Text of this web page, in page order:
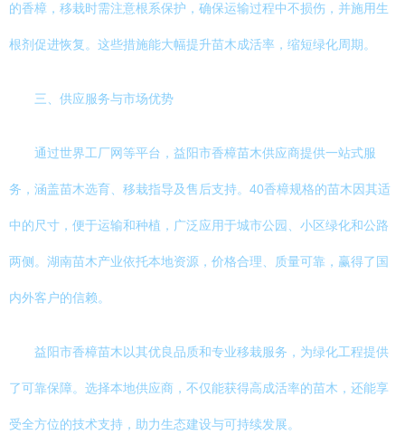
的香樟，移栽时需注意根系保护，确保运输过程中不损伤，并施用生
根剂促进恢复。这些措施能大幅提升苗木成活率，缩短绿化周期。
三、供应服务与市场优势
通过世界工厂网等平台，益阳市香樟苗木供应商提供一站式服
务，涵盖苗木选育、移栽指导及售后支持。40香樟规格的苗木因其适
中的尺寸，便于运输和种植，广泛应用于城市公园、小区绿化和公路
两侧。湖南苗木产业依托本地资源，价格合理、质量可靠，赢得了国
内外客户的信赖。
益阳市香樟苗木以其优良品质和专业移栽服务，为绿化工程提供
了可靠保障。选择本地供应商，不仅能获得高成活率的苗木，还能享
受全方位的技术支持，助力生态建设与可持续发展。